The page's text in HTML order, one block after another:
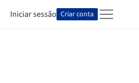
Iniciar sessão Criar conta